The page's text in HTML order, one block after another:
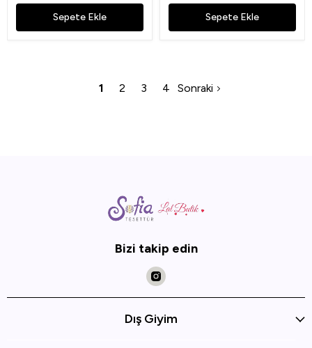
Sepete Ekle Sepete Ekle
1 2 3 4 Sonraki
Bizi takip edin
Dış Giyim